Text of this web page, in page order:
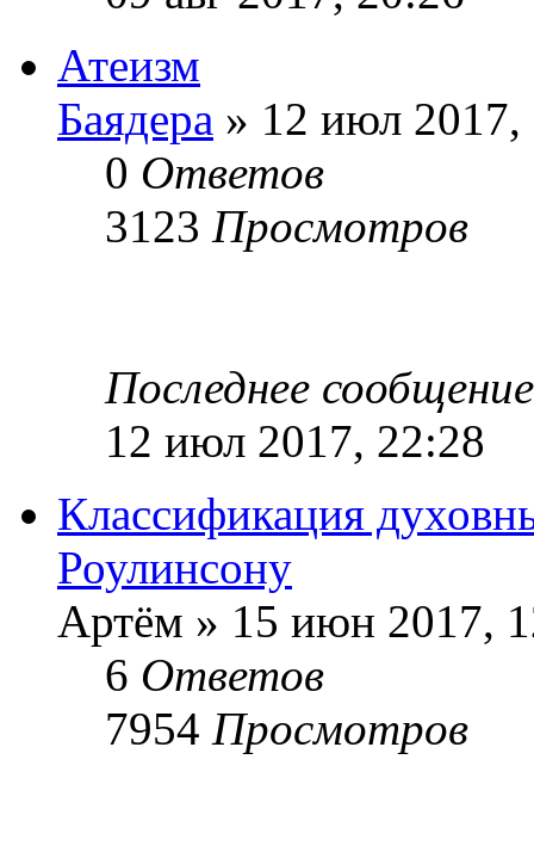
Атеизм
Баядера » 12 июл 2017,
0 Ответов
3123 Просмотров
Последнее
12 июл 2017, 22:28
Классификация
Роулинсону
Артём » 15 июн 2017,
6 Ответов
7954 Просмотров